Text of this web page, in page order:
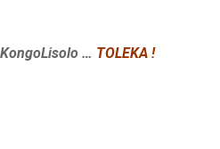
… TOLEKA !